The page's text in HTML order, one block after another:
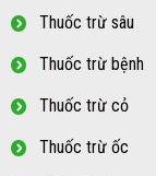
Thuốc trừ sâu
Thuốc trừ bệnh
Thuốc trừ cỏ
Thuốc trừ ốc